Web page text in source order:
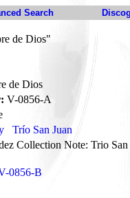
Search
de Dios"
de Dios
V-0856-A
Trío San Juan
Collection Note: Trio
0856-B